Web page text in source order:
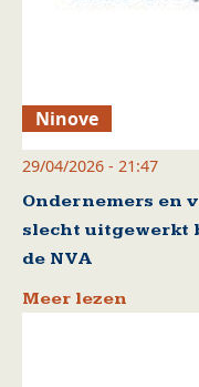
Ninove
29/04/2026 - 21:47
Ondernemers en
slecht uitgewerkt
de NVA
Meer lezen